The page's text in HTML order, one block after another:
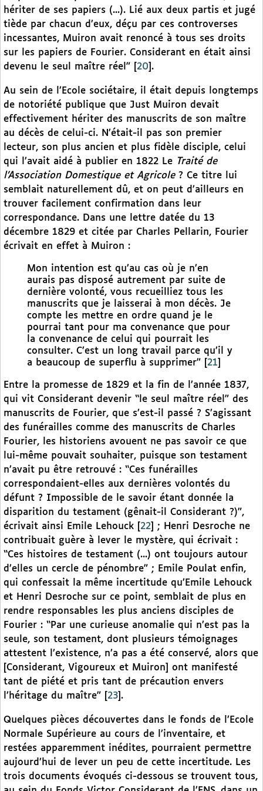
hériter de ses papiers (...). Lié aux deux partis et jugé
tiède par chacun d’eux, déçu par ces controverses
incessantes, Muiron avait renoncé à tous ses droits
sur les papiers de Fourier. Considerant en était ainsi
devenu le seul maître réel”
20 .
Au sein de l’Ecole sociétaire, il était depuis longtemps
de notoriété publique que Just Muiron devait
effectivement hériter des manuscrits de son maître
au décès de celui-ci. N’était-il pas son premier
lecteur, son plus ancien et plus fidèle disciple, celui
qui l’avait aidé à publier en 1822 Le Traité de
l’Association Domestique et Agricole? Ce titre lui
semblait naturellement dû, et on peut d’ailleurs en
trouver facilement confirmation dans leur
correspondance. Dans une lettre datée du 13
décembre 1829 et citée par Charles Pellarin, Fourier
écrivait en effet à Muiron :
Mon intention est qu’au cas où je n’en
aurais pas disposé autrement par suite de
dernière volonté, vous recueilliez tous les
manuscrits que je laisserai à mon décès. Je
compte les mettre en ordre quand je le
pourrai tant pour ma convenance que pour
la convenance de celui qui pourrait les
consulter. C’est un long travail parce qu’il y
a beaucoup de superflu à supprimer”
21
Entre la promesse de 1829 et la fin de l’année 1837,
qui vit Considerant devenir “le seul maître réel” des
manuscrits de Fourier, que s’est-il passé ? S’agissant
des funérailles comme des manuscrits de Charles
Fourier, les historiens avouent ne pas savoir ce que
lui-même pouvait souhaiter, puisque son testament
n’avait pu être retrouvé : “Ces funérailles
correspondaient-elles aux dernières volontés du
défunt ? Impossible de le savoir étant donnée la
disparition du testament (gênait-il Considerant ?)”,
écrivait ainsi Emile Lehouck
22
; Henri Desroche ne
contribuait guère à lever le mystère, qui écrivait :
“Ces histoires de testament (...) ont toujours autour
d’elles un cercle de pénombre” ; Emile Poulat enfin,
qui confessait la même incertitude qu’Emile Lehouck
et Henri Desroche sur ce point, semblait de plus en
rendre responsables les plus anciens disciples de
Fourier : “Par une curieuse anomalie qui n’est pas la
seule, son testament, dont plusieurs témoignages
attestent l’existence, n’a pas a été conservé, alors que
[Considerant, Vigoureux et Muiron] ont manifesté
tant de piété et pris tant de précaution envers
l’héritage du maître”
23 .
Quelques pièces découvertes dans le fonds de l’Ecole
Normale Supérieure au cours de l’inventaire, et
restées apparemment inédites, pourraient permettre
aujourd’hui de lever un peu de cette incertitude. Les
trois documents évoqués ci-dessous se trouvent tous,